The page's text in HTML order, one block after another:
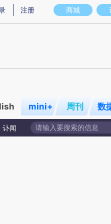
意图存在偏差。不代表财新观点和立
商城
注册
mini+ 周刊 数
讣闻